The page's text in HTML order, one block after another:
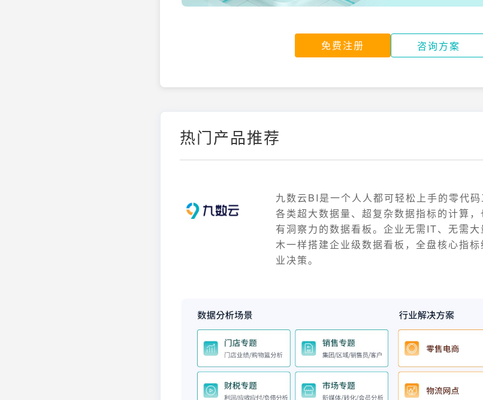
免费注册 咨询方案
热门产品推荐
九数云BI是一个人人都可轻松上手的零代
各类超大数据量、超复杂数据指标的计算
有洞察力的数据看板。企业无需IT、无需
木一样搭建企业级数据看板，全盘核心指
业决策。